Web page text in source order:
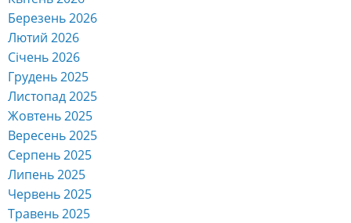
Березень 2026
Лютий 2026
Січень 2026
Грудень 2025
Листопад 2025
Жовтень 2025
Вересень 2025
Серпень 2025
Липень 2025
Червень 2025
Травень 2025